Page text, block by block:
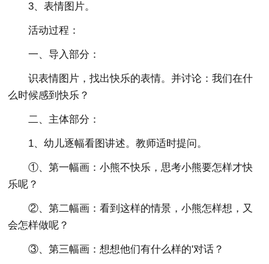
3、表情图片。
活动过程：
一、导入部分：
识表情图片，找出快乐的表情。并讨论：我们在什
么时候感到快乐？
二、主体部分：
1、幼儿逐幅看图讲述。教师适时提问。
①、第一幅画：小熊不快乐，思考小熊要怎样才快
乐呢？
②、第二幅画：看到这样的情景，小熊怎样想，又
会怎样做呢？
③、第三幅画：想想他们有什么样的'对话？